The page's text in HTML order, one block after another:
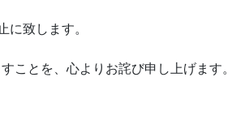
に致します。
ことを、心よりお詫び申し上げます。